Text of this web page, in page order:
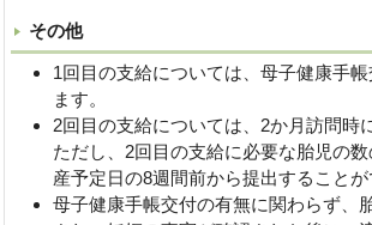
その他
1回目の支給については、母子健康手
ます。
2回目の支給については、2か月訪問時
ただし、2回目の支給に必要な胎児の
産予定日の8週間前から提出することが
母子健康手帳交付の有無に関わらず、